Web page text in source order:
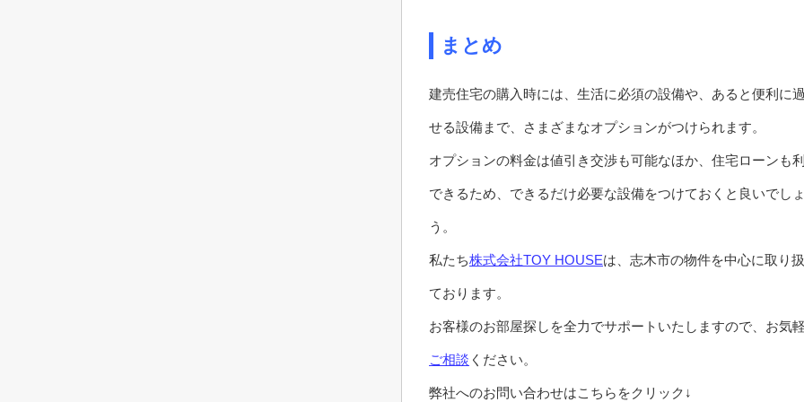
まとめ
建売住宅の購入時には、生活に必須の設備や、あると便利に
せる設備まで、さまざまなオプションがつけられます。
オプションの料金は値引き交渉も可能なほか、住宅ローンも
できるため、できるだけ必要な設備をつけておくと良いでしょ
う。
私たち株式会社TOY HOUSEは、志木市の物件を中心に取り
ております。
お客様のお部屋探しを全力でサポートいたしますので、お気
ご相談 ください。
弊社へのお問い合わせはこちらをクリック↓